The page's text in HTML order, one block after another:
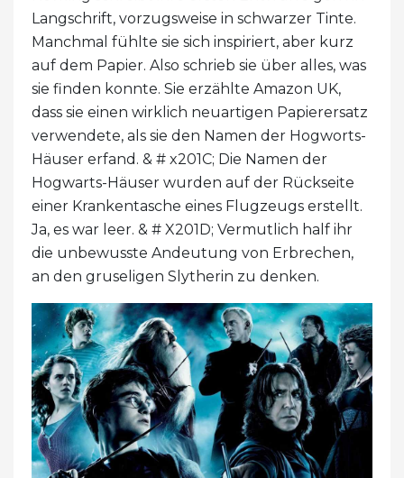
Langschrift, vorzugsweise in schwarzer Tinte.
Manchmal fühlte sie sich inspiriert, aber kurz
auf dem Papier. Also schrieb sie über alles, was
sie finden konnte. Sie erzählte Amazon UK,
dass sie einen wirklich neuartigen Papierersatz
verwendete, als sie den Namen der Hogworts-
Häuser erfand. & # x201C; Die Namen der
Hogwarts-Häuser wurden auf der Rückseite
einer Krankentasche eines Flugzeugs erstellt.
Ja, es war leer. & # X201D; Vermutlich half ihr
die unbewusste Andeutung von Erbrechen,
an den gruseligen Slytherin zu denken.